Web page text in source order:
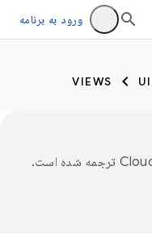
ورود به برنامه
UI
VIEWS
ترجمه شده است.